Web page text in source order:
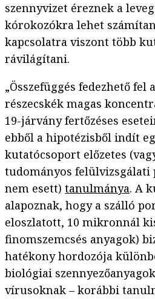
szennyvizet éreznek a
kórokozókra lehet
kapcsolatra viszont több
rávilágítani.
„Összefüggés fedezhető fel
részecskék magas
19-járvány fertőzéses
ebből a hipotézisből indít
kutatócsoport előzetes
tudományos felülvizsgálati
nem esett) tanulmánya. A
alapoznak, hogy a szálló
eloszlatott, 10 mikronnál
finomszemcsés anyagok)
hatékony hordozója
biológiai
vírusoknak – korábbi